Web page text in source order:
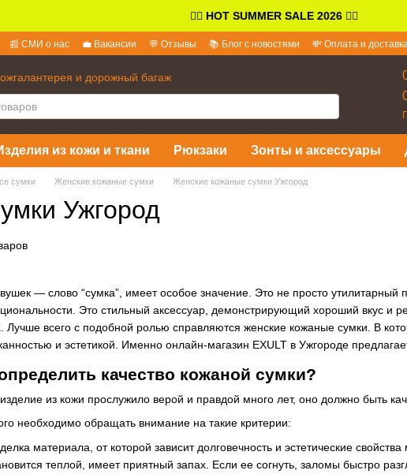
👉🏻 HOT SUMMER SALE 2026👈🏻
📰 СМИ о нас 💼 Вакансии 💬 Отзывы 📚 Блог с новостями
💸 Оплата и
и дорожный багаж
из кожи и ткани Рюкзаки Зонты и аксессуары
сумки Женские кожаные сумки Женские кожаные сумки Ужгород
Ужгород
— слово “сумка”, имеет особое значение. Это не просто
Это стильный аксессуар, демонстрирующий хороший вкус и
Лучше всего с подобной ролью справляются женские кожаные сумки. В
и эстетикой. Именно онлайн-магазин EXULT в Ужгороде
качество кожаной сумки?
из кожи прослужило верой и правдой много лет, оно должно быть
необходимо обращать внимание на такие критерии:
материала, от которой зависит долговечность и эстетические
теплой, имеет приятный запах. Если ее согнуть, заломы быстро